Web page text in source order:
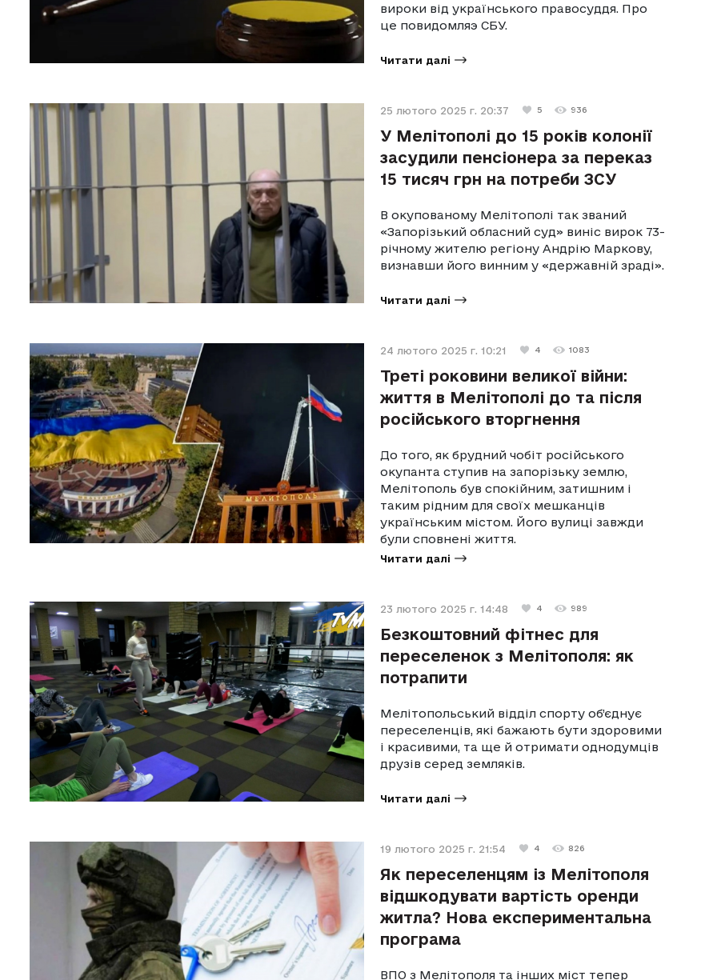
вироки від українського правосуддя. Про
це повидомляэ СБУ.
Читати далі
25 лютого 2025 г. 20:37 5 936
У Мелітополі до 15 років колонії
засудили пенсіонера за переказ
15 тисяч грн на потреби ЗСУ
В окупованому Мелітополі так званий
«Запорізький обласний суд» виніс вирок 73-
річному жителю регіону Андрію Маркову,
визнавши його винним у «державній зраді».
Читати далі
24 лютого 2025 г. 10:21 4 1083
Треті роковини великої війни:
життя в Мелітополі до та після
російського вторгнення
До того, як брудний чобіт російського
окупанта ступив на запорізьку землю,
Мелітополь був спокійним, затишним і
таким рідним для своїх мешканців
українським містом. Його вулиці завжди
були сповнені життя.
Читати далі
23 лютого 2025 г. 14:48 4 989
Безкоштовний фітнес для
переселенок з Мелітополя: як
потрапити
Мелітопольський відділ спорту об’єднує
переселенців, які бажають бути здоровими
і красивими, та ще й отримати однодумців
друзів серед земляків.
Читати далі
19 лютого 2025 г. 21:54 4 826
Як переселенцям із Мелітополя
відшкодувати вартість оренди
житла? Нова експериментальна
програма
ВПО з Мелітополя та інших міст тепер